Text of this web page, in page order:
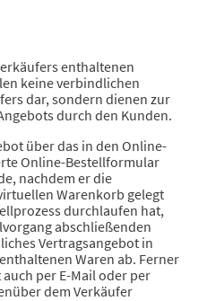
enthaltenen
keine verbindlichen
dar, sondern dienen zur
durch den Kunden.
über das in den Online-
Online-Bestellformular
nachdem er die
Warenkorb gelegt
durchlaufen hat,
abschließenden
Vertragsangebot in
Waren ab. Ferner
per E-Mail oder per
dem Verkäufer